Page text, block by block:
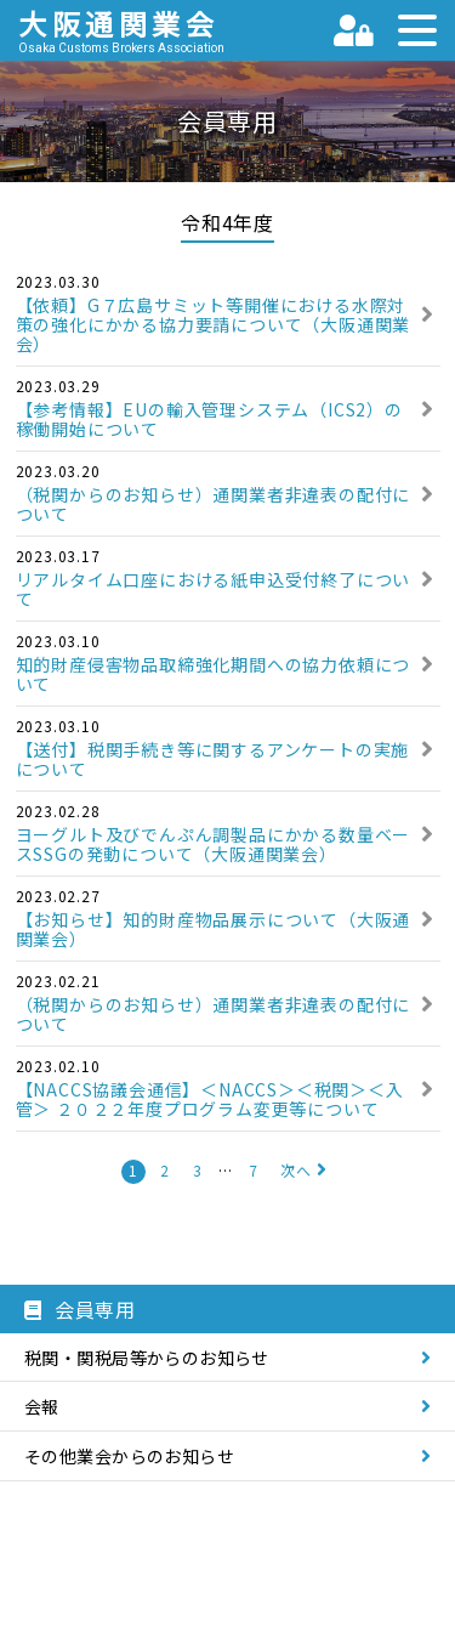
大阪通関業会
Osaka Customs Brokers Association
会員専用
令和4年度
2023.03.30
【依頼】G７広島サミット等開催における水際対
策の強化にかかる協力要請について（大阪通関業
会）
2023.03.29
【参考情報】EUの輸入管理システム（ICS2）の
稼働開始について
2023.03.20
（税関からのお知らせ）通関業者非違表の配付に
ついて
2023.03.17
リアルタイム口座における紙申込受付終了につい
て
2023.03.10
知的財産侵害物品取締強化期間への協力依頼につ
いて
2023.03.10
【送付】税関手続き等に関するアンケートの実施
について
2023.02.28
ヨーグルト及びでんぷん調製品にかかる数量ベー
スSSGの発動について（大阪通関業会）
2023.02.27
【お知らせ】知的財産物品展示について（大阪通
関業会）
2023.02.21
（税関からのお知らせ）通関業者非違表の配付に
ついて
2023.02.10
【NACCS協議会通信】＜NACCS＞＜税関＞＜入
管＞ ２０２２年度プログラム変更等について
1 2 3 … 7 次へ
会員専用
税関・関税局等からのお知らせ
令和7年度
令和6年度
会報
その他業会からのお知らせ